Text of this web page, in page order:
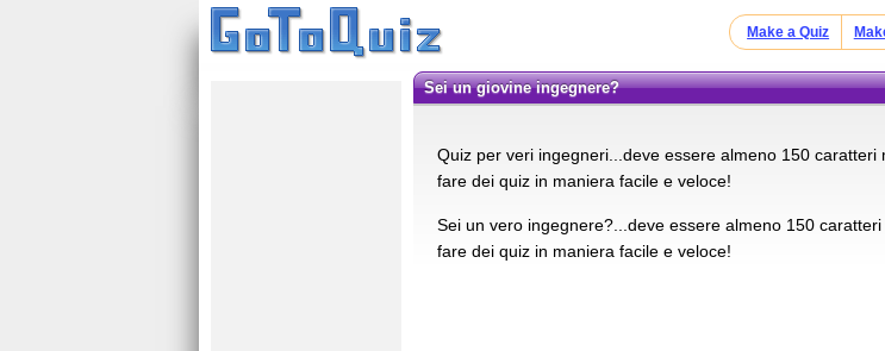
Make a Quiz
Sei un giovine ingegnere?
Quiz per veri ingegneri...deve essere almeno 150
fare dei quiz in maniera facile e veloce!
Sei un vero ingegnere?...deve essere almeno 150
fare dei quiz in maniera facile e veloce!